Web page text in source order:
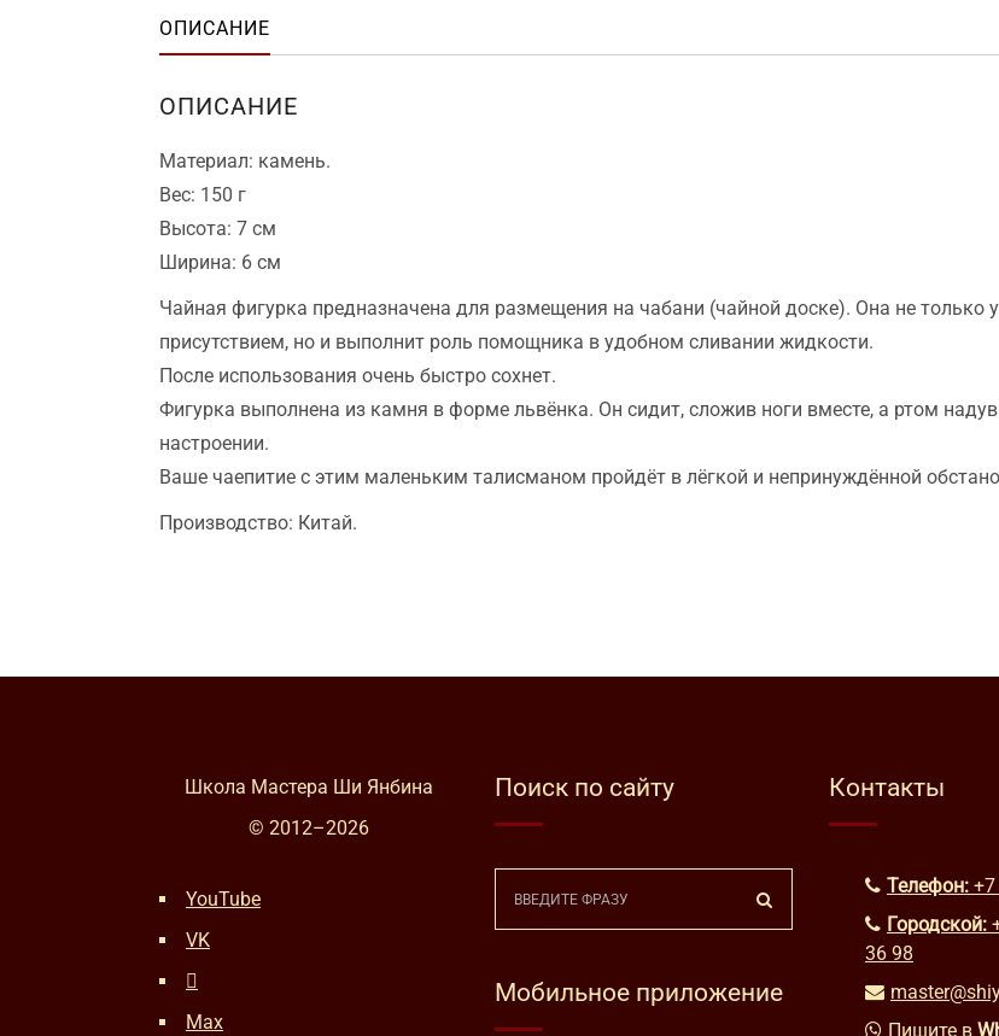
ОПИСАНИЕ
ОПИСАНИЕ
Материал: камень.
Вес: 150 г
Высота: 7 см
Ширина: 6 см
Чайная фигурка предназначена для размещения на чабани (чайной доске). Она не
присутствием, но и выполнит роль помощника в удобном сливании жидкости.
После использования очень быстро сохнет.
Фигурка выполнена из камня в форме львёнка. Он сидит, сложив ноги вместе, а ртом
настроении.
Ваше чаепитие с этим маленьким талисманом пройдёт в лёгкой и непринуждённой
Производство: Китай.
Школа Мастера Ши Янбина
© 2012–2026
YouTube
VK
Max
Поиск по сайту
Мобильное приложение
Контакты
Телефон:
Городской:
36 98
Пишите в